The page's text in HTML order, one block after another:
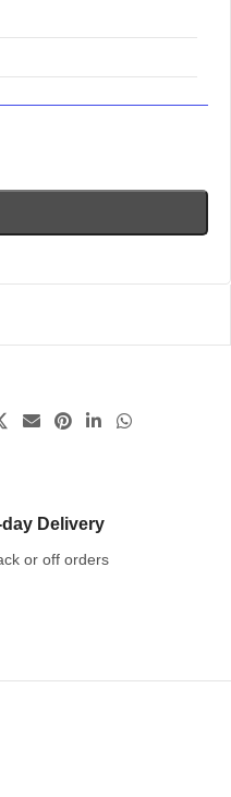
day Delivery
or off orders